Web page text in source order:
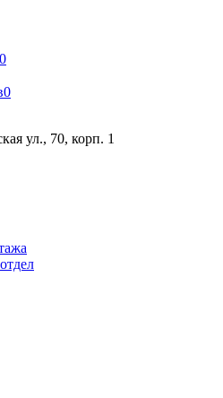
0
0
ул., 70, корп. 1